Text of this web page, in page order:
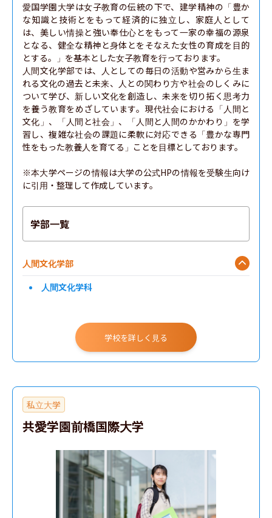
愛国学園大学は女子教育の伝統の下で、建学精神の「豊か
な知識と技術とをもって経済的に独立し、家庭人として
は、美しい情操と強い奉仕心とをもって一家の幸福の源泉
となる、健全な精神と身体とをそなえた女性の育成を目的
とする。」を基本とした女子教育を行っております。
人間文化学部では、人としての毎日の活動や営みから生ま
れる文化の過去と未来、人との関わり方や社会のしくみに
ついて学び、新しい文化を創造し、未来を切り拓く思考力
を養う教育をめざしています。現代社会における「人間と
文化」、「人間と社会」、「人間と人間のかかわり」を学
習し、複雑な社会の課題に柔軟に対応できる「豊かな専門
性をもった教養人を育てる」ことを目標としております。
※本大学ページの情報は大学の公式HPの情報を受験生向け
に引用・整理して作成しています。
学部一覧
人間文化学部
人間文化学科
学校を詳しく見る
私立大学
共愛学園前橋国際大学